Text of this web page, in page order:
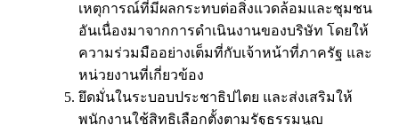
เหตุการณ์ที่มีผลกระทบต่อสิ่งแวดล้อมและชุมชน
อันเนื่องมาจากการดำเนินงานของบริษัท โดยให้
ความร่วมมืออย่างเต็มที่กับเจ้าหน้าที่ภาครัฐ และ
หน่วยงานที่เกี่ยวข้อง
ยึดมั่นในระบอบประชาธิปไตย และส่งเสริมให้
พนักงานใช้สิทธิเลือกตั้งตามรัฐธรรมนูญ